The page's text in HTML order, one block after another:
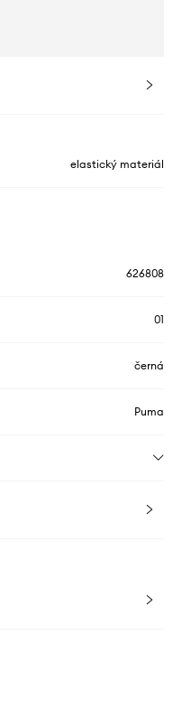
elastický materiál
626808
01
černá
Puma